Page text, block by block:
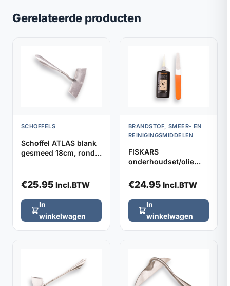
Gerelateerde producten
SCHOFFELS
Schoffel ATLAS blank
gesmeed 18cm, rond
€25.95 Incl.BTW
In
winkelwagen
BRANDSTOF, SMEER- EN
REINIGINGSMIDDELEN
FISKARS
onderhoudset/olie
€24.95 Incl.BTW
In
winkelwagen